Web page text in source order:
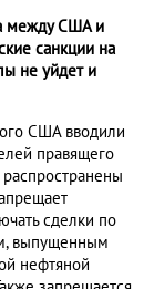
между США и
санкции на
не уйдет и
США вводили
правящего
сделки по
выпущенным
нефтяной